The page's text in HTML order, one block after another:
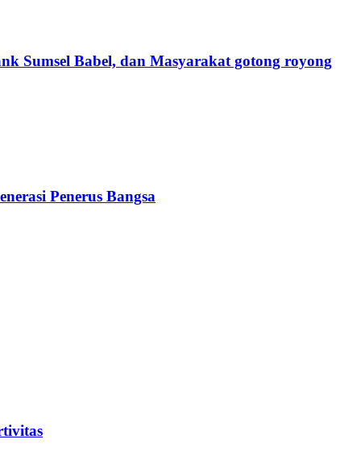
Sumsel Babel, dan Masyarakat gotong royong
Penerus Bangsa